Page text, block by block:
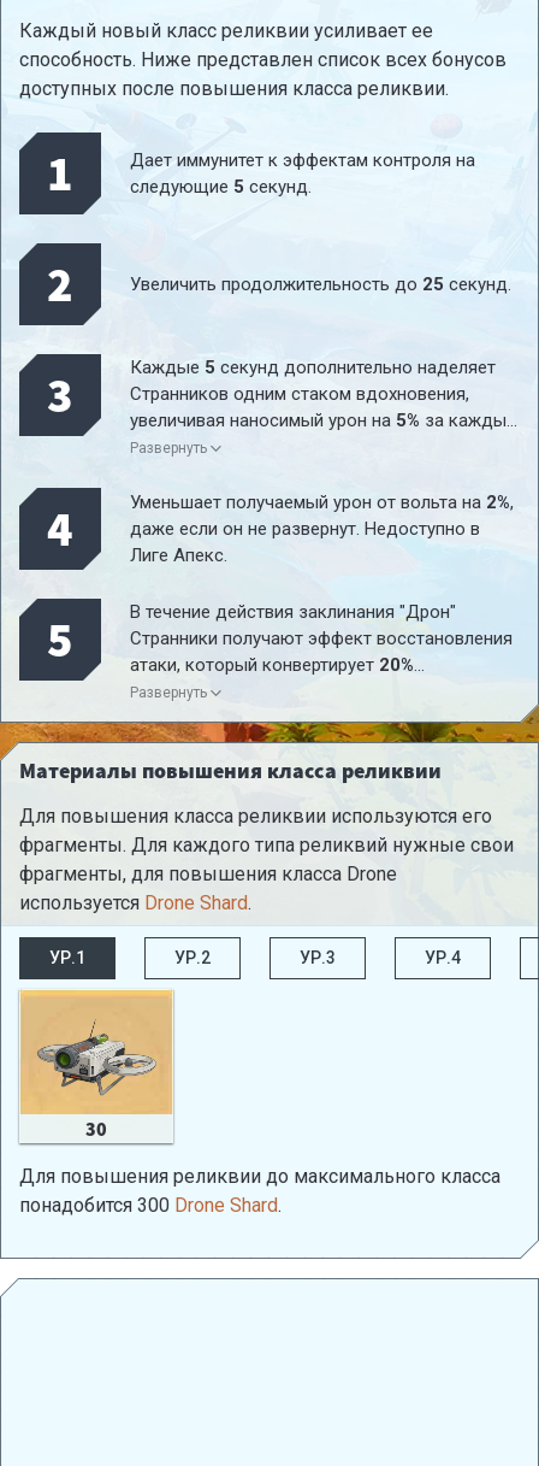
Каждый новый класс реликвии усиливает ее
способность. Ниже представлен список всех бонусов
доступных после повышения класса реликвии.
1
Дает иммунитет к эффектам контроля на
следующие 5 секунд.
2 Увеличить продолжительность до 25 секунд.
3 Каждые 5 секунд дополнительно наделяет
Странников одним стаком вдохновения,
увеличивая наносимый урон на 5% за каждый
стак.
Развернуть
4 Уменьшает получаемый урон от вольта на 2%,
даже если он не развернут. Недоступно в
Лиге Апекс.
5
В течение действия заклинания "Дрон"
Странники получают эффект восстановления
атаки, который конвертирует 20%
нанесенного урона в HP.
Развернуть
Материалы повышения класса реликвии
Для повышения класса реликвии используются его
фрагменты. Для каждого типа реликвий нужные свои
фрагменты, для повышения класса Drone
используется Drone Shard.
УР.1 УР.2 УР.3 УР.4
30
Для повышения реликвии до максимального класса
понадобится 300 Drone Shard.